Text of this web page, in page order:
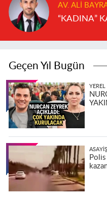
AV. ALI
“KADINA”
Geçen Yıl Bugün
YEREL
ASAYIŞ
Polis